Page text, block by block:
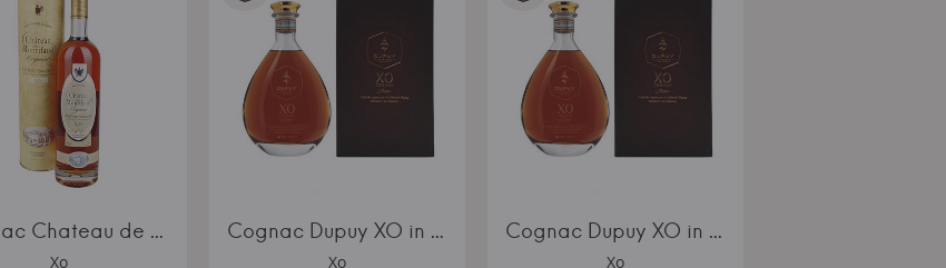
Cognac Chateau de Montifaud XO Fine Petite Champagne AOC gift tube
Xo
Cognac Dupuy XO in decanter gift box
Xo
Cognac Dupuy XO in decanter gift box
Xo